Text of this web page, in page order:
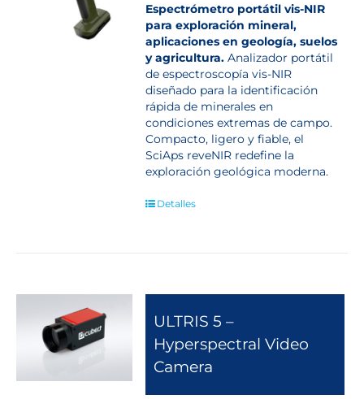
Espectrómetro portátil vis-NIR
para exploración mineral,
aplicaciones en geología, suelos
y agricultura. Analizador portátil
de espectroscopía vis-NIR
diseñado para la identificación
rápida de minerales en
condiciones extremas de campo.
Compacto, ligero y fiable, el
SciAps reveNIR redefine la
exploración geológica moderna.
Detalles
ULTRIS 5 –
Hyperspectral Video
Camera